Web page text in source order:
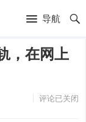
导航
，在网上
评论已关闭